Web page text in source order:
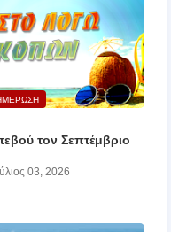
τον Σεπτέμβριο
03, 2026